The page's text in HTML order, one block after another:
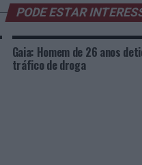
PODE ESTAR
Gaia: Homem de 26 anos
tráfico de droga